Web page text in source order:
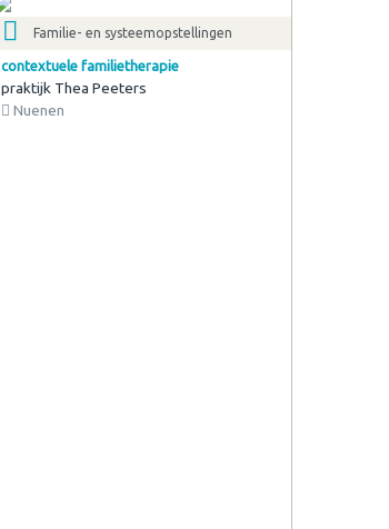
Familie- en systeemopstellingen
contextuele familietherapie
praktijk Thea Peeters
Nuenen